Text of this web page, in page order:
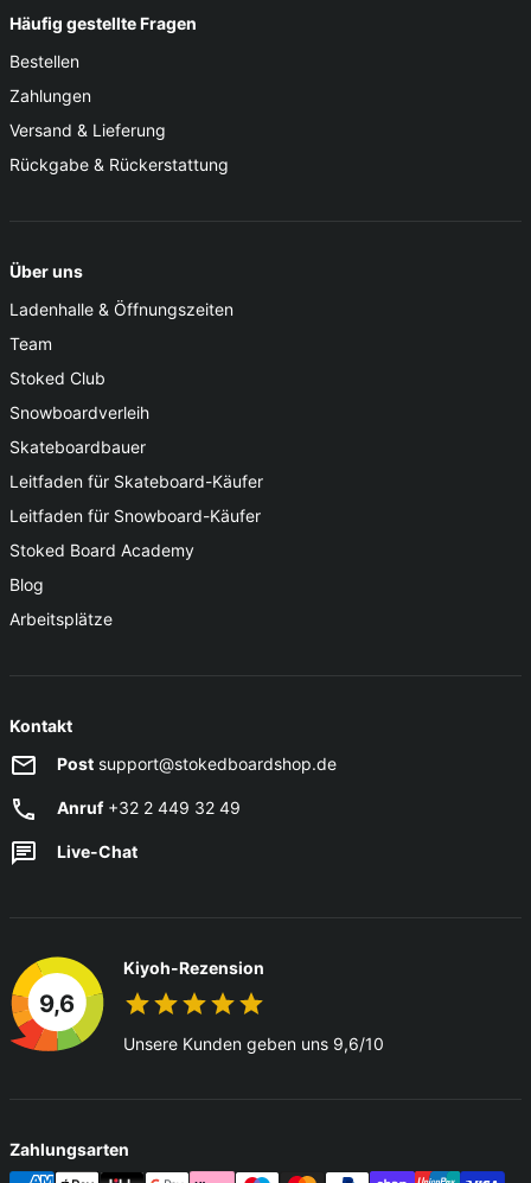
Häufig gestellte Fragen
Bestellen
Zahlungen
Versand & Lieferung
Rückgabe & Rückerstattung
Über uns
Ladenhalle & Öffnungszeiten
Team
Stoked Club
Snowboardverleih
Skateboardbauer
Leitfaden für Skateboard-Käufer
Leitfaden für Snowboard-Käufer
Stoked Board Academy
Blog
Arbeitsplätze
Kontakt
Post support@stokedboardshop.de
Anruf+32 2 449 32 49
Live-Chat
9,6
Kiyoh-Rezension
Unsere Kunden geben uns 9,6/10
Zahlungsarten